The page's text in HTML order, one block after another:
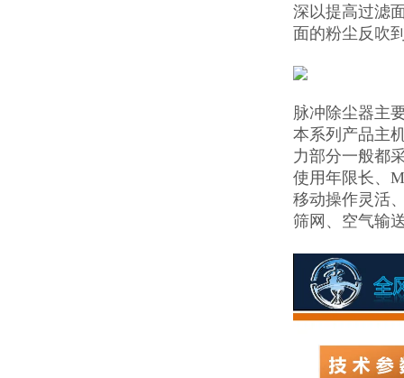
深以提高过滤
面的粉尘反吹
脉冲除尘器主
本系列产品主
力部分一般都
使用年限长、
移动操作灵活
筛网、空气输